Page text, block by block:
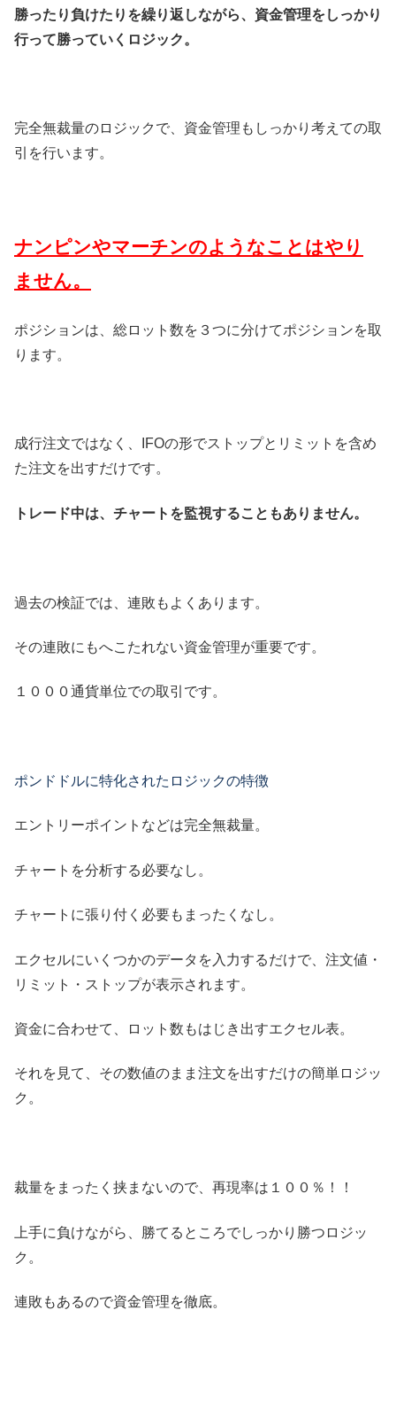
勝ったり負けたりを繰り返しながら、資金管理をしっかり
行って勝っていくロジック。
完全無裁量のロジックで、資金管理もしっかり考えての取
引を行います。
ナンピンやマーチンのようなことはやり
ません。
ポジションは、総ロット数を３つに分けてポジションを取
ります。
成行注文ではなく、IFOの形でストップとリミットを含め
た注文を出すだけです。
トレード中は、チャートを監視することもありません。
過去の検証では、連敗もよくあります。
その連敗にもへこたれない資金管理が重要です。
１０００通貨単位での取引です。
ポンドドルに特化されたロジックの特徴
エントリーポイントなどは完全無裁量。
チャートを分析する必要なし。
チャートに張り付く必要もまったくなし。
エクセルにいくつかのデータを入力するだけで、注文値・
リミット・ストップが表示されます。
資金に合わせて、ロット数もはじき出すエクセル表。
それを見て、その数値のまま注文を出すだけの簡単ロジッ
ク。
裁量をまったく挟まないので、再現率は１００％！！
上手に負けながら、勝てるところでしっかり勝つロジッ
ク。
連敗もあるので資金管理を徹底。